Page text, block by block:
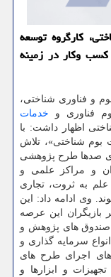
کارگروه توسعه
وکار در زمینه
و فناوری شناختی،
فناوری و خدمات
اظهار داشت: با
بوم شناختی»، تلاش
صدها طرح پژوهشی
و مراکز علمی و
به ثروت، تجاری
وی ادامه داد: این
بازیگران این عرصه
های پژوهش و
سرمایه گذاری و
اجرای طرح های
و ابزارها و